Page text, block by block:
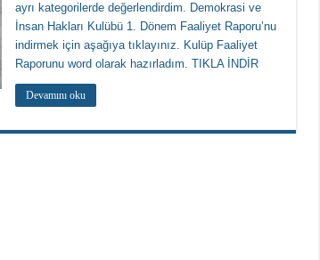
ayrı kategorilerde değerlendirdim. Demokrasi ve
İnsan Hakları Kulübü 1. Dönem Faaliyet Raporu’nu
indirmek için aşağıya tıklayınız. Kulüp Faaliyet
Raporunu word olarak hazırladım. TIKLA İNDİR
Devamını oku